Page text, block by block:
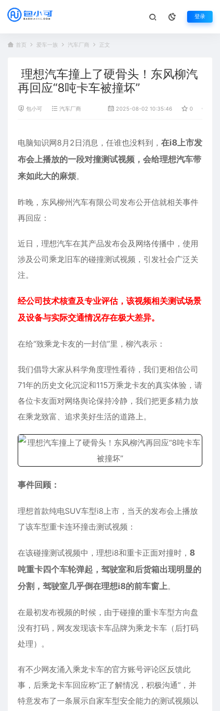
登录
首页 爱车一族 汽车厂商 正文
理想汽车撞上了硬骨头！东风柳汽
再回应“8吨卡车被撞坏”
包小可 汽车厂商 2025-08-02 10:35:46 0
电脑知识网8月2日消息，任谁也没料到， 在i8上市发
布会上播放的一段对撞测试视频，会给理想汽车带
来如此大的麻烦。
昨晚，东风柳州汽车有限公司发布公开信就相关事件
再回应：
近日，理想汽车在其产品发布会及网络传播中，使用
涉及公司乘龙旧车的碰撞测试视频，引发社会广泛关
注。
经公司技术核查及专业评估，该视频相关测试场景
及设备与实际交通情况存在极大差异。
在给“致乘龙卡友的一封信”里，柳汽表示：
我们倡导大家从科学角度理性看待，我们更相信公司
71年的历史文化沉淀和115万乘龙卡友的真实体验，请
各位卡友面对网络舆论保持冷静，我们把更多精力放
在乘龙致富、追求美好生活的道路上。
事件回顾：
理想首款纯电SUV车型i8上市，当天的发布会上播放
了该车型重卡连环撞击测试视频：
在该碰撞测试视频中， 理想i8和重卡正面对撞时， 8
吨重卡四个车轮弹起，驾驶室和后货箱出现明显的
分割，驾驶室几乎倒在理想i8的前车窗上。
在最初发布视频的时候，由于碰撞的重卡车型方向盘
没有打码，网友发现该卡车品牌为乘龙卡车（后打码
处理）。
有不少网友涌入乘龙卡车的官方账号评论区反馈此
事，后乘龙卡车回应称“正了解情况，积极沟通”，并
特意发布了一条展示自家车型安全能力的测试视频以